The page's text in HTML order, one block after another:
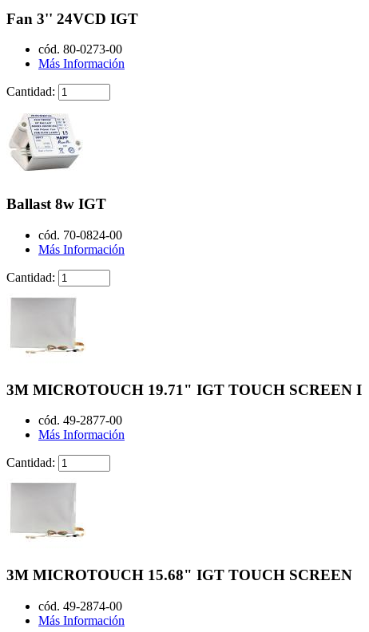
Fan 3'' 24VCD IGT
cód. 80-0273-00
Más Información
Cantidad:
Ballast 8w IGT
cód. 70-0824-00
Más Información
Cantidad:
3M MICROTOUCH 19.71" IGT TOUCH SCREEN I
cód. 49-2877-00
Más Información
Cantidad:
3M MICROTOUCH 15.68" IGT TOUCH SCREEN
cód. 49-2874-00
Más Información